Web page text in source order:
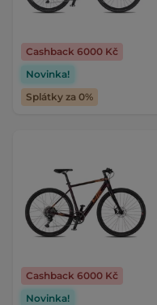
Cashback 6000 Kč
Novinka!
Splátky za 0%
Cashback 6000 Kč
Novinka!